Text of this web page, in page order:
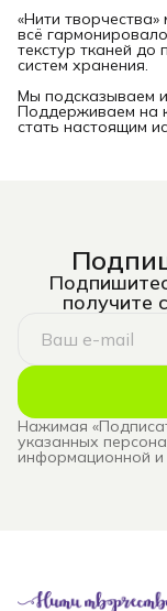
«Нити
всё
текстур тканей до
систем хранения.
Мы подсказываем
Поддерживаем на
стать настоящим
получите
Нажимая
указанных
информационной и